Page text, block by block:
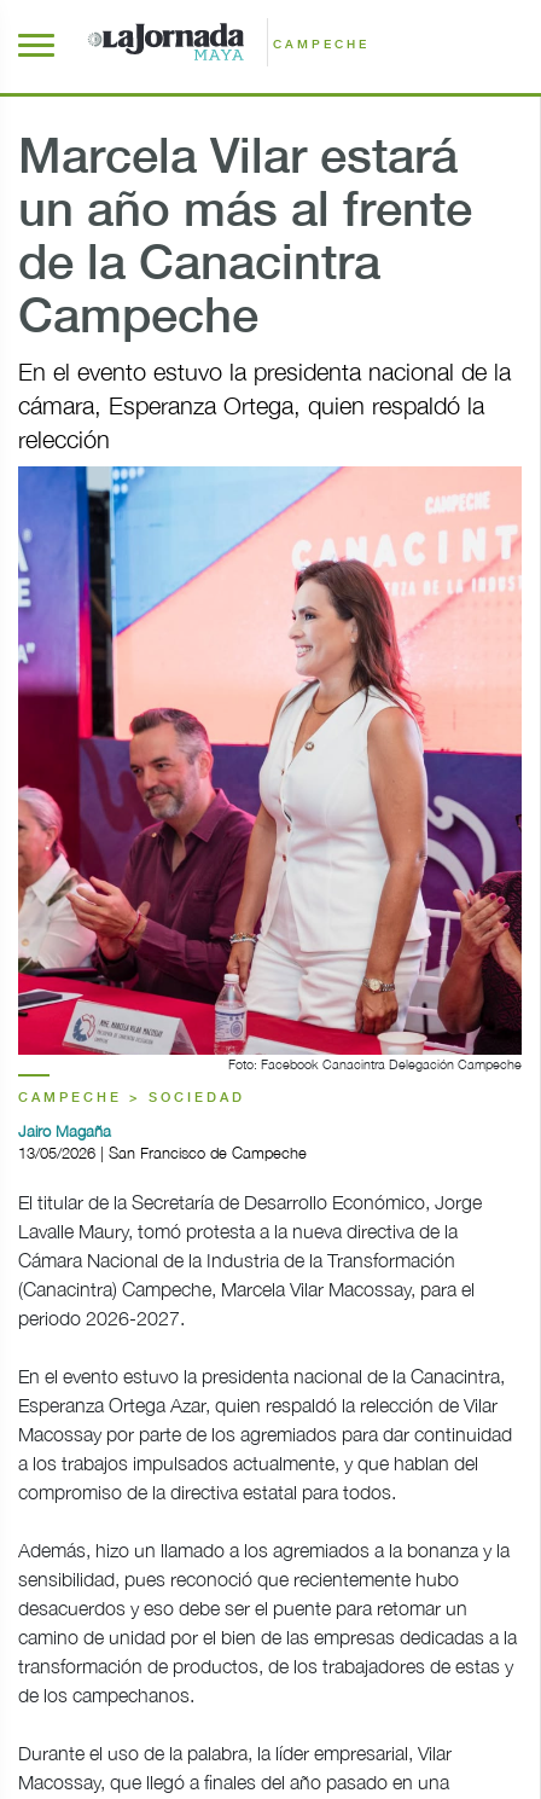
CAMPECHE
Marcela Vilar estará
un año más al frente
de la Canacintra
Campeche
En el evento estuvo la presidenta nacional de la
cámara, Esperanza Ortega, quien respaldó la
relección
Foto: Facebook Canacintra Delegación Campeche
CAMPECHE > SOCIEDAD
Jairo Magaña
13/05/2026 | San Francisco de Campeche
El titular de la Secretaría de Desarrollo Económico, Jorge
Lavalle Maury, tomó protesta a la nueva directiva de la
Cámara Nacional de la Industria de la Transformación
(Canacintra) Campeche, Marcela Vilar Macossay, para el
periodo 2026-2027.
En el evento estuvo la presidenta nacional de la Canacintra,
Esperanza Ortega Azar, quien respaldó la relección de Vilar
Macossay por parte de los agremiados para dar continuidad
a los trabajos impulsados actualmente, y que hablan del
compromiso de la directiva estatal para todos.
Además, hizo un llamado a los agremiados a la bonanza y la
sensibilidad, pues reconoció que recientemente hubo
desacuerdos y eso debe ser el puente para retomar un
camino de unidad por el bien de las empresas dedicadas a la
transformación de productos, de los trabajadores de estas y
de los campechanos.
Durante el uso de la palabra, la líder empresarial, Vilar
Macossay, que llegó a finales del año pasado en una